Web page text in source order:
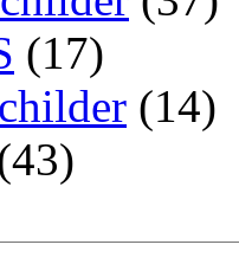
(17)
(14)